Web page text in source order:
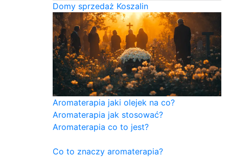
Domy sprzedaż Koszalin
Aromaterapia jaki olejek na co?
Aromaterapia jak stosować?
Aromaterapia co to jest?
Co to znaczy aromaterapia?